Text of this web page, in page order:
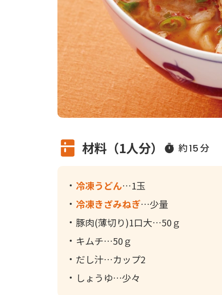
材料（1人分） 約15分
冷凍うどん
1玉
冷凍きざみねぎ
少量
豚肉(薄切り)1口大
50ｇ
キムチ
50ｇ
だし汁
カップ2
しょうゆ
少々